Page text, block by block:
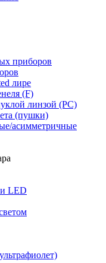
приборов
лире
(F)
линзой (PC)
(пушки)
асимметричные
LED